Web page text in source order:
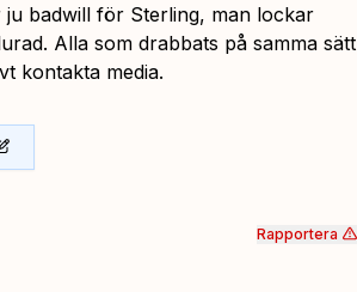
badwill för Sterling, man lockar
Alla som drabbats på samma sätt
kontakta media.
Rapportera